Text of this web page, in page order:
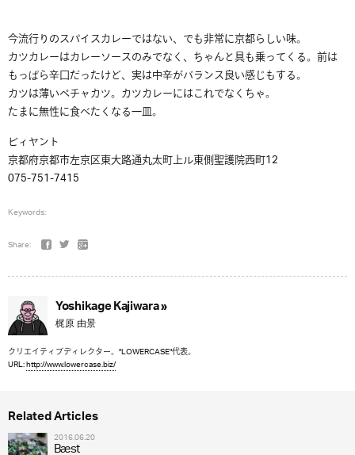
今流行りのスパイスカレーではない、でも非常に京都らしい味。
カツカレーはカレーソースのみでなく、ちゃんと具も乗ってくる。前は
もっぱら辛口だったけど、実は中辛がバランス良い感じもする。
カツは薄いペチャカツ。カツカレーにはこれでなくちゃ。
たまに無性に食べたくなる一皿。
ビィヤント
京都府京都市左京区東大路通丸太町上ル東側聖護院西町12
075-751-7415
Keywords:
Share:
Yoshikage Kajiwara »
梶原 由景
クリエイティブディレクター。"LOWERCASE"代表。
URL:http://www.lowercase.biz/
Related Articles
2016.06.20
Bæst